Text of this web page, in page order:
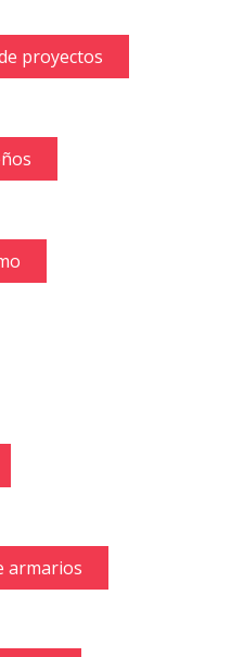
proyectos
armarios